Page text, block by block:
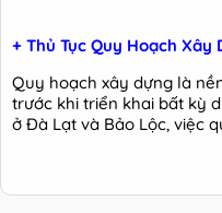
+ Thủ Tục Quy Hoạch Xây
Quy hoạch xây dựng là
trước khi triển khai bất kỳ
ở Đà Lạt và Bảo Lộc, việc